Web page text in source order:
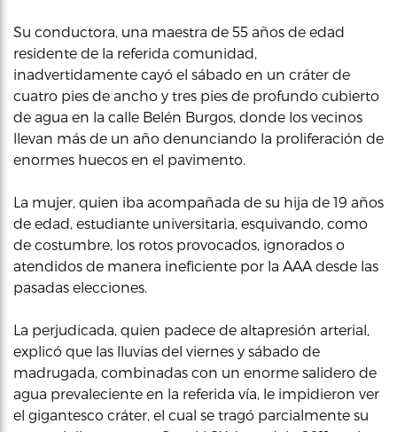
Su conductora, una maestra de 55 años de edad
residente de la referida comunidad,
inadvertidamente cayó el sábado en un cráter de
cuatro pies de ancho y tres pies de profundo cubierto
de agua en la calle Belén Burgos, donde los vecinos
llevan más de un año denunciando la proliferación de
enormes huecos en el pavimento.
La mujer, quien iba acompañada de su hija de 19 años
de edad, estudiante universitaria, esquivando, como
de costumbre, los rotos provocados, ignorados o
atendidos de manera ineficiente por la AAA desde las
pasadas elecciones.
La perjudicada, quien padece de altapresión arterial,
explicó que las lluvias del viernes y sábado de
madrugada, combinadas con un enorme salidero de
agua prevaleciente en la referida vía, le impidieron ver
el gigantesco cráter, el cual se tragó parcialmente su